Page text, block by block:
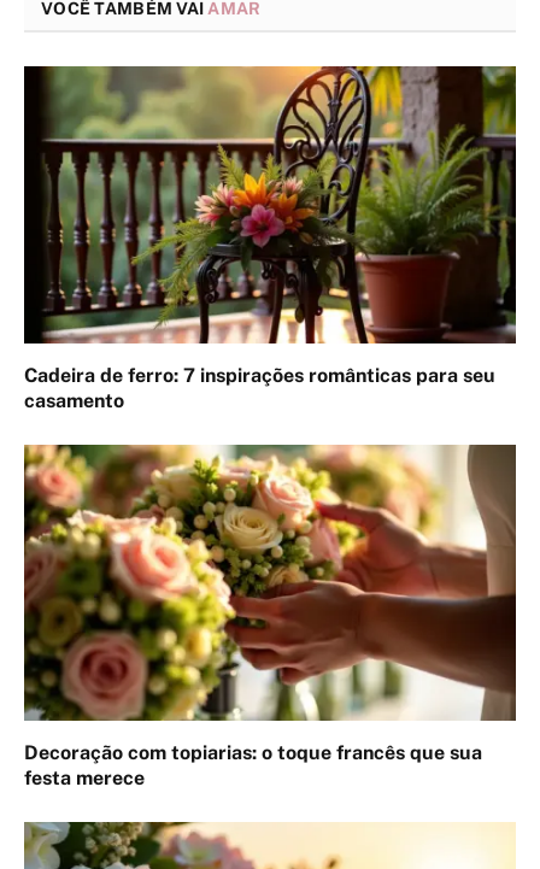
VOCÊ TAMBÉM VAI AMAR
Cadeira de ferro: 7 inspirações românticas para seu
casamento
Decoração com topiarias: o toque francês que sua
festa merece